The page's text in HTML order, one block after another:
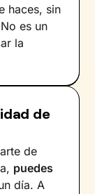
haces, sin
es un
la
de
de
puedes
día. A